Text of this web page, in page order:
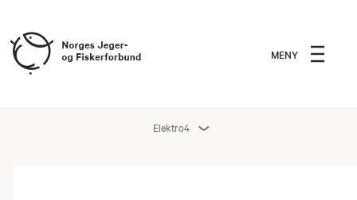
MENY
Elektro4